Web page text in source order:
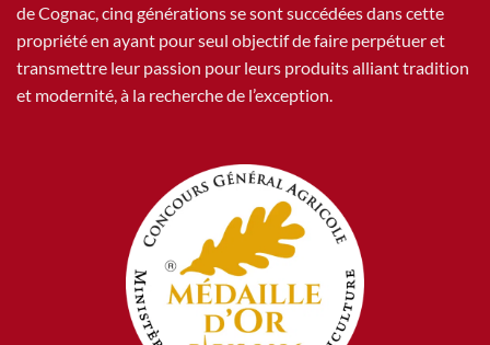
de Cognac, cinq générations se sont succédées dans cette
propriété en ayant pour seul objectif de faire perpétuer et
transmettre leur passion pour leurs produits alliant tradition
et modernité, à la recherche de l’exception.